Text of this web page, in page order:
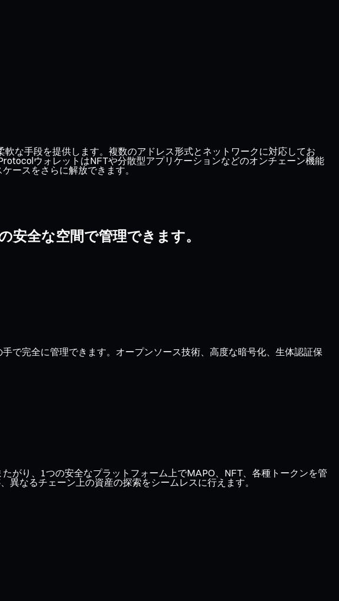
な手段を提供します。複数のアドレス形式とネットワークに対応してお
ウォレットはNFTや分散型アプリケーションなどのオンチェーン機能
ースをさらに解放できます。
全な空間で管理できます。
で完全に管理できます。オープンソース技術、高度な暗号化、生体認証保
がり、1つの安全なプラットフォーム上でMAPO、NFT、各種トークンを管
なるチェーン上の資産の探索をシームレスに行えます。